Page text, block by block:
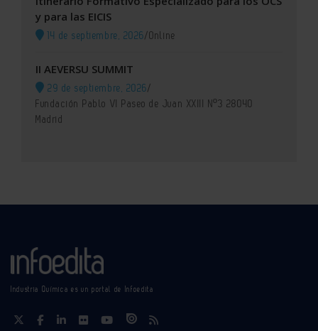
y para las EICIS
14 de septiembre, 2026/Online
II AEVERSU SUMMIT
29 de septiembre, 2026/
Fundación Pablo VI Paseo de Juan XXIII Nº3 28040
Madrid
Industria Química es un portal de Infoedita